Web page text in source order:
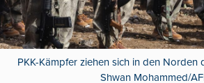
PKK-Kämpfer ziehen sich in den Norden
Shwan Mohammed/